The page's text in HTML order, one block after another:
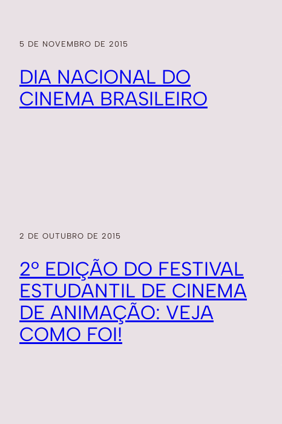
5 DE NOVEMBRO DE 2015
DIA NACIONAL DO
CINEMA BRASILEIRO
2 DE OUTUBRO DE 2015
2º EDIÇÃO DO FESTIVAL
ESTUDANTIL DE CINEMA
DE ANIMAÇÃO: VEJA
COMO FOI!